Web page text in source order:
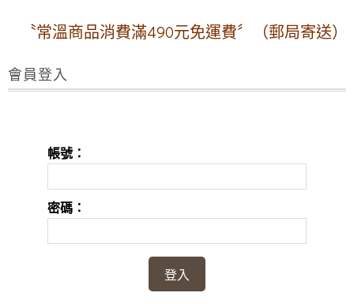
〝常溫商品消費滿490元免運費〞（郵局寄送）
會員登入
帳號：
密碼：